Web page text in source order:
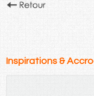
Inspirations &